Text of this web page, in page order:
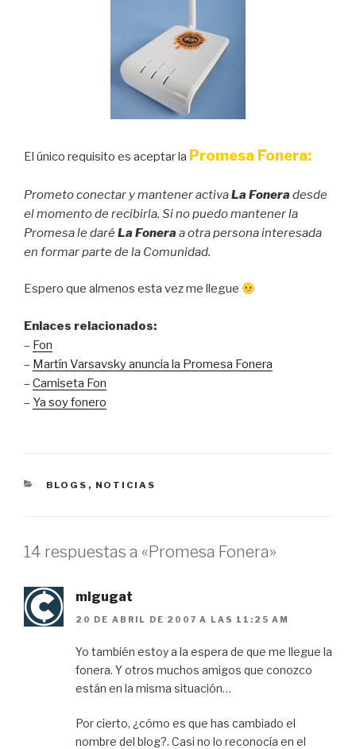
El único requisito es aceptar la Promesa Fonera:
Prometo conectar y mantener activaLa Fonera desde
el momento de recibirla. Si no puedo mantener la
Promesa le daré La Fonera a otra persona interesada
en formar parte de la Comunidad.
Espero que almenos esta vez me llegue
Enlaces relacionados:
– Fon
– Martín Varsavsky anuncia la Promesa Fonera
– Camiseta Fon
– Ya soy fonero
CATEGORÍAS
BLOGS , NOTICIAS
14 respuestas a «Promesa Fonera»
migugat
20 DE ABRIL DE 2007 A LAS 11:25 AM
Yo también estoy a la espera de que me llegue la
fonera. Y otros muchos amigos que conozco
están en la misma situación…
Por cierto, ¿cómo es que has cambiado el
nombre del blog?. Casi no lo reconocía en el